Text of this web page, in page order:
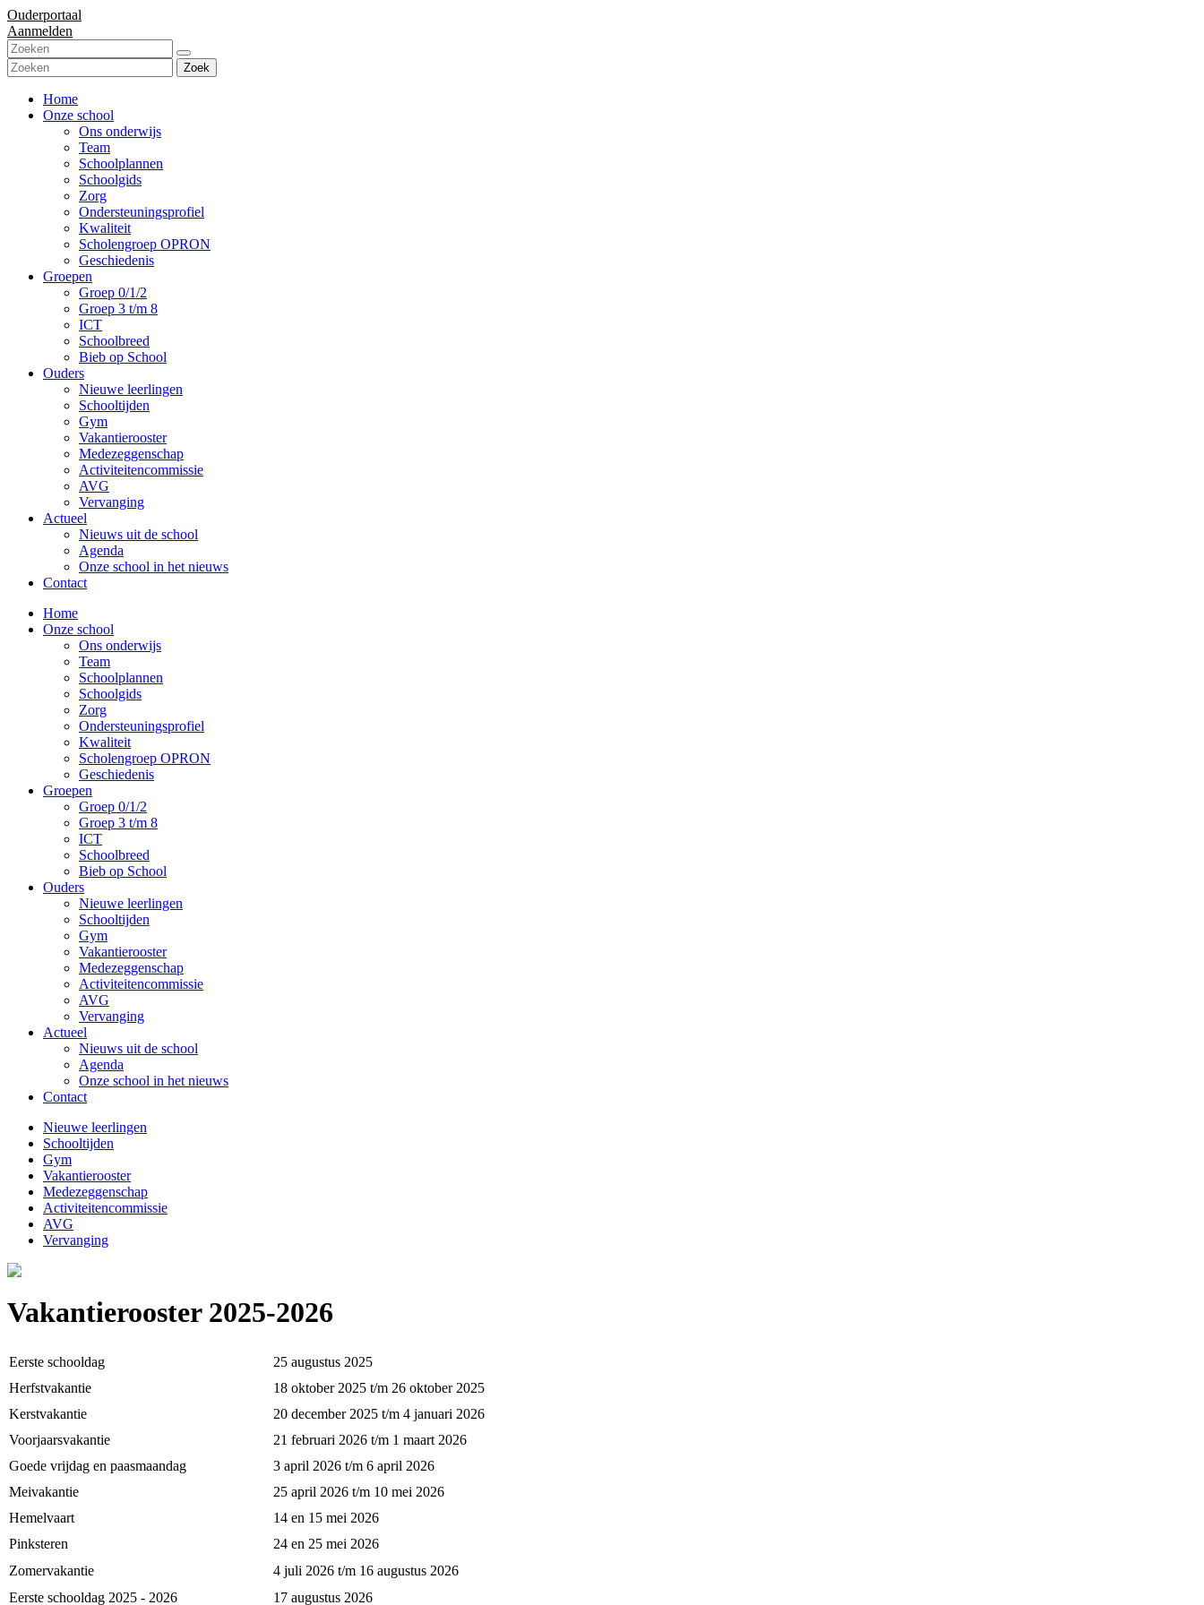
Ouderportaal
Aanmelden
Zoek
Home
Onze school
Ons onderwijs
Team
Schoolplannen
Schoolgids
Zorg
Ondersteuningsprofiel
Kwaliteit
Scholengroep OPRON
Geschiedenis
Groepen
Groep 0/1/2
Groep 3 t/m 8
ICT
Schoolbreed
Bieb op School
Ouders
Nieuwe leerlingen
Schooltijden
Gym
Vakantierooster
Medezeggenschap
Activiteitencommissie
AVG
Vervanging
Actueel
Nieuws uit de school
Agenda
Onze school in het nieuws
Contact
Home
Onze school
Ons onderwijs
Team
Schoolplannen
Schoolgids
Zorg
Ondersteuningsprofiel
Kwaliteit
Scholengroep OPRON
Geschiedenis
Groepen
Groep 0/1/2
Groep 3 t/m 8
ICT
Schoolbreed
Bieb op School
Ouders
Nieuwe leerlingen
Schooltijden
Gym
Vakantierooster
Medezeggenschap
Activiteitencommissie
AVG
Vervanging
Actueel
Nieuws uit de school
Agenda
Onze school in het nieuws
Contact
Nieuwe leerlingen
Schooltijden
Gym
Vakantierooster
Medezeggenschap
Activiteitencommissie
AVG
Vervanging
Vakantierooster 2025-2026
Eerste schooldag
25 augustus 2025
Herfstvakantie
18 oktober 2025 t/m 26 oktober 2025
Kerstvakantie
20 december 2025 t/m 4 januari 2026
Voorjaarsvakantie
21 februari 2026 t/m 1 maart 2026
Goede vrijdag en paasmaandag
3 april 2026 t/m 6 april 2026
Meivakantie
25 april 2026 t/m 10 mei 2026
Hemelvaart
14 en 15 mei 2026
Pinksteren
24 en 25 mei 2026
Zomervakantie
4 juli 2026 t/m 16 augustus 2026
Eerste schooldag 2025 - 2026
17 augustus 2026